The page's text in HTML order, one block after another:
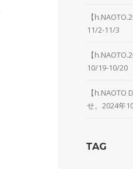
【
11/2-11/3
【
10/19-10/20
【h.NAOTO
せ。2024年
TAG